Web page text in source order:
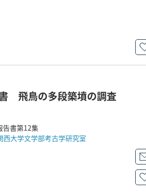
飛鳥の多段築墳の調査
告書第12集
西大学文学部考古学研究室